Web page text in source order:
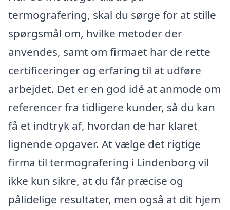
termografering, skal du sørge for at stille
spørgsmål om, hvilke metoder der
anvendes, samt om firmaet har de rette
certificeringer og erfaring til at udføre
arbejdet. Det er en god idé at anmode om
referencer fra tidligere kunder, så du kan
få et indtryk af, hvordan de har klaret
lignende opgaver. At vælge det rigtige
firma til termografering i Lindenborg vil
ikke kun sikre, at du får præcise og
pålidelige resultater, men også at dit hjem